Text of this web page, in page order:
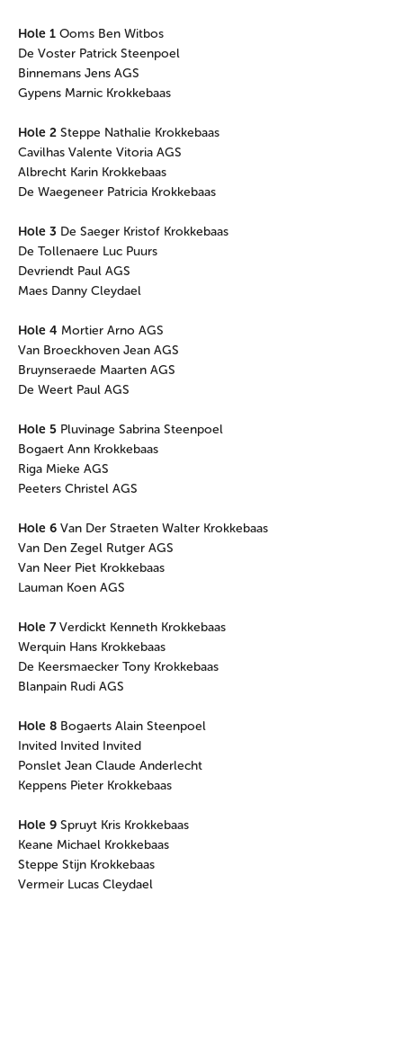
Hole 1 Ooms Ben Witbos
De Voster Patrick Steenpoel
Binnemans Jens AGS
Gypens Marnic Krokkebaas
Hole 2 Steppe Nathalie Krokkebaas
Cavilhas Valente Vitoria AGS
Albrecht Karin Krokkebaas
De Waegeneer Patricia Krokkebaas
Hole 3 De Saeger Kristof Krokkebaas
De Tollenaere Luc Puurs
Devriendt Paul AGS
Maes Danny Cleydael
Hole 4 Mortier Arno AGS
Van Broeckhoven Jean AGS
Bruynseraede Maarten AGS
De Weert Paul AGS
Hole 5 Pluvinage Sabrina Steenpoel
Bogaert Ann Krokkebaas
Riga Mieke AGS
Peeters Christel AGS
Hole 6 Van Der Straeten Walter Krokkebaas
Van Den Zegel Rutger AGS
Van Neer Piet Krokkebaas
Lauman Koen AGS
Hole 7Verdickt Kenneth Krokkebaas
Werquin Hans Krokkebaas
De Keersmaecker Tony Krokkebaas
Blanpain Rudi AGS
Hole 8 Bogaerts Alain Steenpoel
Invited Invited Invited
Ponslet Jean Claude Anderlecht
Keppens Pieter Krokkebaas
Hole 9 Spruyt Kris Krokkebaas
Keane Michael Krokkebaas
Steppe Stijn Krokkebaas
Vermeir Lucas Cleydael